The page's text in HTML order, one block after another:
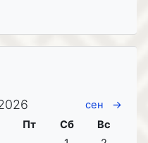
сен
→
Пятница
Пт Суббота
Сб
Вс
Нет событий,
Нет